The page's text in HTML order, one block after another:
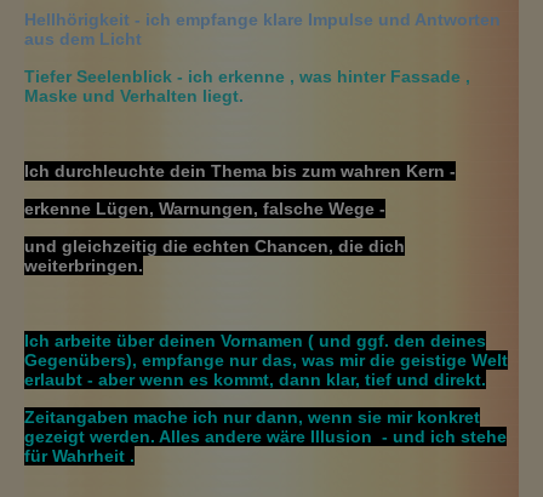
Hellhörigkeit - ich empfange klare Impulse und Antworten
aus dem Licht
Tiefer Seelenblick - ich erkenne , was hinter Fassade ,
Maske und Verhalten liegt.
Ich durchleuchte dein Thema bis zum wahren Kern -
erkenne Lügen, Warnungen, falsche Wege -
und gleichzeitig die echten Chancen, die dich
weiterbringen.
Ich arbeite über deinen Vornamen ( und ggf. den deines
Gegenübers), empfange nur das, was mir die geistige Welt
erlaubt - aber wenn es kommt, dann klar, tief und direkt.
Zeitangaben mache ich nur dann, wenn sie mir konkret
gezeigt werden. Alles andere wäre Illusion - und ich stehe
für Wahrheit .